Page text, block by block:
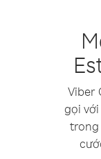
Viber
gọi
trong